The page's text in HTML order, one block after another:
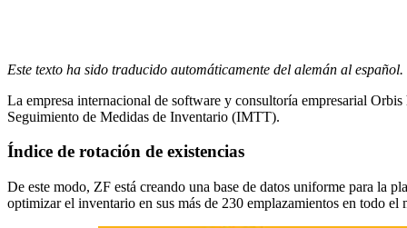
Este texto ha sido traducido automáticamente del alemán al español.
La empresa internacional de software y consultoría empresarial
Seguimiento de Medidas de Inventario (IMTT).
Índice de rotación de existencias
De este modo, ZF está creando una base de datos uniforme para la
optimizar el inventario en sus más de 230 emplazamientos en todo